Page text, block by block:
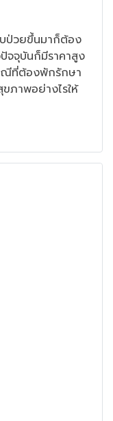
ป่วยขึ้นมาก็ต้อง
จจุบันก็มีราคาสูง
ณีที่ต้องพักรักษา
ภาพอย่างไรให้